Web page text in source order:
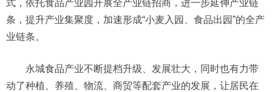
式，依托食品产业园开展全产业链招商，进一步延伸产业链
条，提升产业集聚度，加速形成“小麦入园、食品出园”的全产
业链条。
永城食品产业不断提档升级、发展壮大，同时也有力带
动了种植、养殖、物流、商贸等配套产业的发展，让居民在